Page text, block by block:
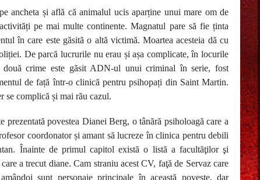
ancheta și află că animalul ucis aparține unui mare om de
pe mai multe continente. Magnatul pare să fie ținta
în care este găsită o altă victimă. Moartea acesteia dă cu
De parcă lucrurile nu erau și așa complicate, în locurile
două crime este găsit ADN-ul unui criminal în serie, fost
de față într-o clinică pentru psihopați din Saint Martin.
se complică și mai rău cazul.
prezentată povestea Dianei Berg, o tânără psiholoagă care a
coordonator și amant să lucreze în clinica pentru debili
Înainte de primul capitol există o listă a facultăţilor şi
a trecut diane. Cam straniu acest CV, faţă de Servaz care
sunt personaje principale în această poveste, dar